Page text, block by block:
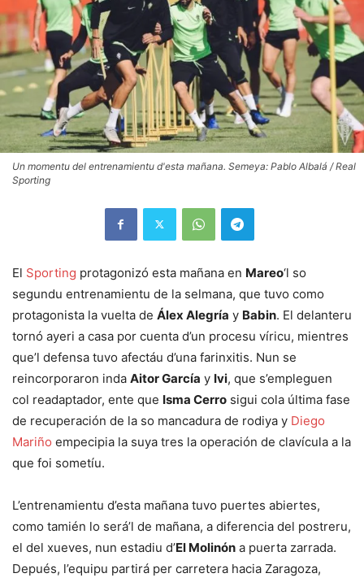
Un momentu del entrenamientu d'esta mañana. Semeya: Pablo Albalá / Real
Sporting
El Sporting protagonizó esta mañana en Mareo‘l so
segundu entrenamientu de la selmana, que tuvo como
protagonista la vuelta de Álex Alegría y Babin. El delanteru
tornó ayeri a casa por cuenta d’un procesu víricu, mientres
que’l defensa tuvo afectáu d’una farinxitis. Nun se
reincorporaron inda Aitor García y Ivi, que s’empleguen
col readaptador, ente que Isma Cerro sigui cola última fase
de recuperación de la so mancadura de rodiya y Diego
Mariño empecipia la suya tres la operación de clavícula a la
que foi sometíu.
L’entrenamientu d’esta mañana tuvo puertes abiertes,
como tamién lo será’l de mañana, a diferencia del postreru,
el del xueves, nun estadiu d’El Molinón a puerta zarrada.
Depués, l’equipu partirá per carretera hacia Zaragoza,